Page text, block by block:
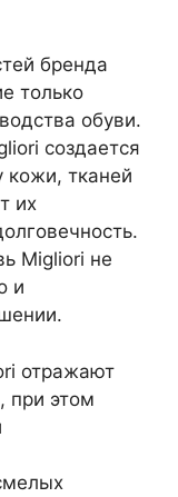
бренда
только
обуви.
создается
тканей
их
Migliori не
и
отражают
при этом